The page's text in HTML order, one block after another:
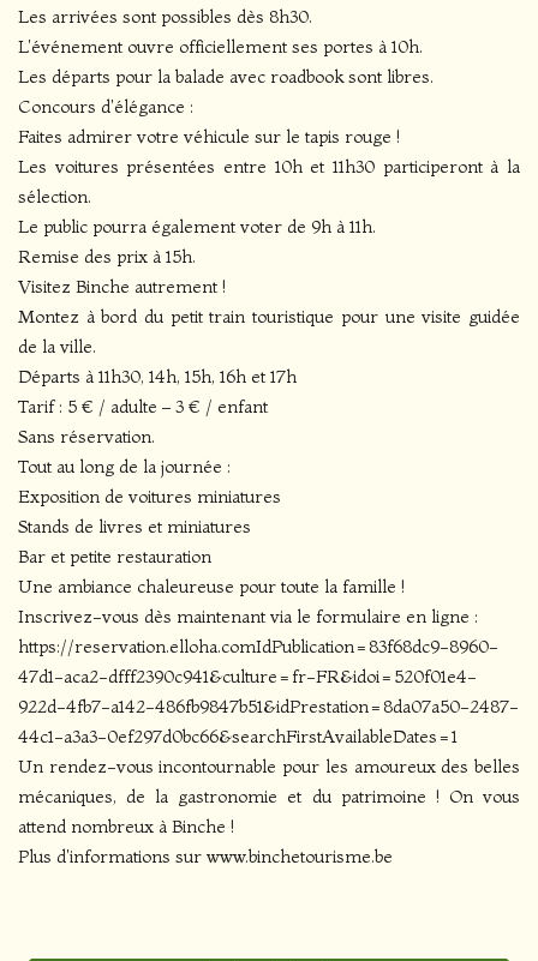
Les arrivées sont possibles dès 8h30.
L'événement ouvre officiellement ses portes à 10h.
Les départs pour la balade avec roadbook sont libres.
Concours d'élégance :
Faites admirer votre véhicule sur le tapis rouge !
Les voitures présentées entre 10h et 11h30 participeront à la
sélection.
Le public pourra également voter de 9h à 11h.
Remise des prix à 15h.
Visitez Binche autrement !
Montez à bord du petit train touristique pour une visite guidée
de la ville.
Départs à 11h30, 14h, 15h, 16h et 17h
Tarif : 5 € / adulte – 3 € / enfant
Sans réservation.
Tout au long de la journée :
Exposition de voitures miniatures
Stands de livres et miniatures
Bar et petite restauration
Une ambiance chaleureuse pour toute la famille !
Inscrivez-vous dès maintenant via le formulaire en ligne :
https://reservation.elloha.comIdPublication=83f68dc9-8960-
47d1-aca2-dfff2390c941&culture=fr-FR&idoi=520f01e4-
922d-4fb7-a142-486fb9847b51&idPrestation=8da07a50-2487-
44c1-a3a3-0ef297d0bc66&searchFirstAvailableDates=1
Un rendez-vous incontournable pour les amoureux des belles
mécaniques, de la gastronomie et du patrimoine ! On vous
attend nombreux à Binche !
Plus d'informations sur www.binchetourisme.be